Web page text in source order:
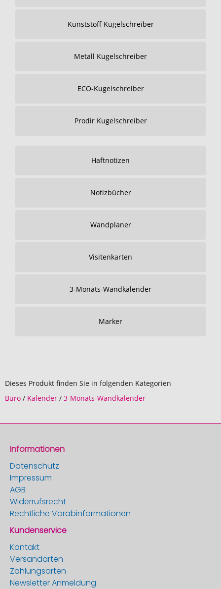
Kunststoff Kugelschreiber
Metall Kugelschreiber
ECO-Kugelschreiber
Prodir Kugelschreiber
Haftnotizen
Notizbücher
Wandplaner
Visitenkarten
3-Monats-Wandkalender
Marker
Dieses Produkt finden Sie in folgenden Kategorien
Büro / Kalender / 3-Monats-Wandkalender
Informationen
Datenschutz
Impressum
AGB
Widerrufsrecht
Rechtliche Vorabinformationen
Kundenservice
Kontakt
Versandarten
Zahlungsarten
Newsletter Anmeldung